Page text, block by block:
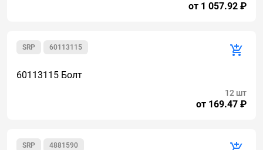
от 1 057.92 ₽
60113115
SRP
60113115 Болт
от 169.47 ₽
12 шт
4881590
SRP